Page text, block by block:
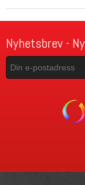
Nyhetsbrev -